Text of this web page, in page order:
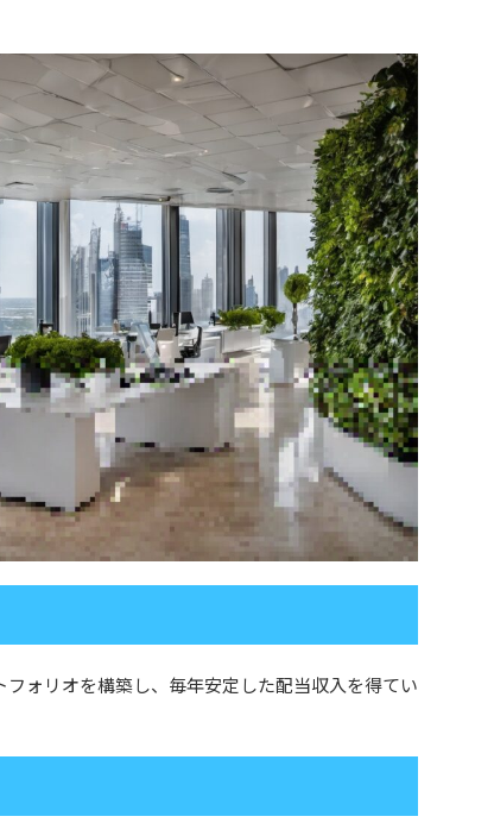
ォリオを構築し、毎年安定した配当収入を得てい